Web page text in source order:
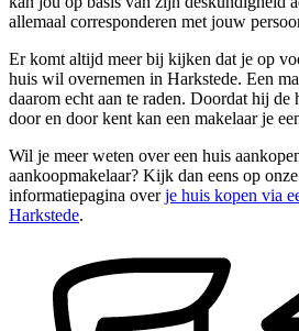
allemaal corresponderen met jouw
Er komt altijd meer bij kijken dat je op
huis wil overnemen in Harkstede. Een
daarom echt aan te raden. Doordat hij
door en door kent kan een makelaar je
Wil je meer weten over een huis
aankoopmakelaar? Kijk dan eens op
informatiepagina overje huis kopen via
Harkstede.